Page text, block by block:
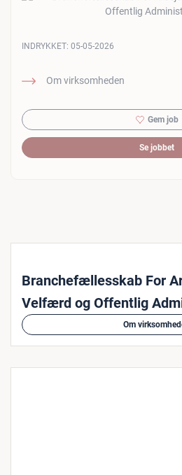
Om virksomheden
INDRYKKET: 05-05-2026
Gem job
Se jobbet
Branchefællesskab For
Velfærd og Offentlig
Om